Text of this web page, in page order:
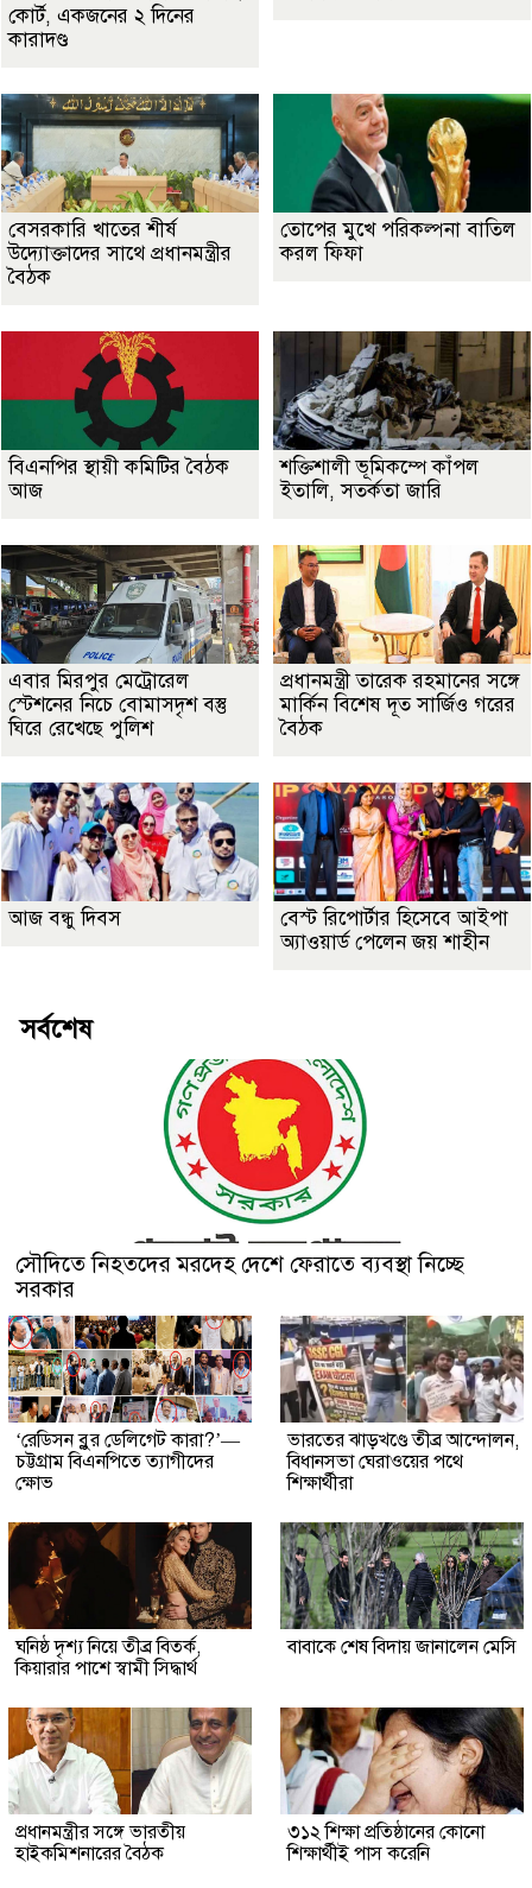
কোর্ট, একজনের ২ দিনের
কারাদণ্ড
বেসরকারি খাতের শীর্ষ
উদ্যোক্তাদের সাথে প্রধানমন্ত্রীর
বৈঠক
তোপের মুখে পরিকল্পনা বাতিল
করল ফিফা
বিএনপির স্থায়ী কমিটির বৈঠক
আজ
শক্তিশালী ভূমিকম্পে কাঁপল
ইতালি, সতর্কতা জারি
এবার মিরপুর মেট্রোরেল
স্টেশনের নিচে বোমাসদৃশ বস্তু
ঘিরে রেখেছে পুলিশ
প্রধানমন্ত্রী তারেক রহমানের সঙ্গে
মার্কিন বিশেষ দূত সার্জিও গরের
বৈঠক
আজ বন্ধু দিবস
বেস্ট রিপোর্টার হিসেবে আইপা
অ্যাওয়ার্ড পেলেন জয় শাহীন
সর্বশেষ
সৌদিতে নিহতদের মরদেহ দেশে ফেরাতে ব্যবস্থা নিচ্ছে
সরকার
‘রেডিসন ব্লুর ডেলিগেট কারা?’—
চট্টগ্রাম বিএনপিতে ত্যাগীদের
ক্ষোভ
ভারতের ঝাড়খণ্ডে তীব্র আন্দোলন,
বিধানসভা ঘেরাওয়ের পথে
শিক্ষার্থীরা
ঘনিষ্ঠ দৃশ্য নিয়ে তীব্র বিতর্ক,
কিয়ারার পাশে স্বামী সিদ্ধার্থ
বাবাকে শেষ বিদায় জানালেন মেসি
প্রধানমন্ত্রীর সঙ্গে ভারতীয়
হাইকমিশনারের বৈঠক
৩১২ শিক্ষা প্রতিষ্ঠানের কোনো
শিক্ষার্থীই পাস করেনি